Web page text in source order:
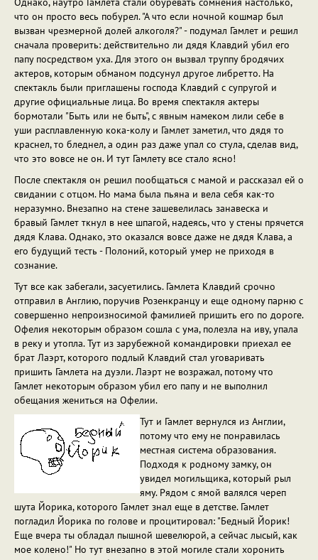
что он просто весь побурел. "А что если ночной кошмар был
вызван чрезмерной долей алкоголя?" - подумал Гамлет и решил
сначала проверить: действительно ли дядя Клавдий убил его
папу посредством уха. Для этого он вызвал труппу бродячих
актеров, которым обманом подсунул другое либретто. На
спектакль были приглашены господа Клавдий с супругой и
другие официальные лица. Во время спектакля актеры
бормотали "Быть или не быть", с явным намеком лили себе в
уши расплавленную кока-колу и Гамлет заметил, что дядя то
краснел, то бледнел, а один раз даже упал со стула, сделав вид,
что это вовсе не он. И тут Гамлету все стало ясно!
После спектакля он решил пообщаться с мамой и рассказал ей о
свидании с отцом. Но мама была пьяна и вела себя как-то
неразумно. Внезапно на стене зашевелилась занавеска и
бравый Гамлет ткнул в нее шпагой, надеясь, что у стены прячется
дядя Клава. Однако, это оказался вовсе даже не дядя Клава, а
его будущий тесть - Полоний, который умер не приходя в
сознание.
Тут все как забегали, засуетились. Гамлета Клавдий срочно
отправил в Англию, поручив Розенкранцу и еще одному парню с
совершенно непроизносимой фамилией пришить его по дороге.
Офелия некоторым образом сошла с ума, полезла на иву, упала
в реку и утопла. Тут из зарубежной командировки приехал ее
брат Лаэрт, которого подлый Клавдий стал уговаривать
пришить Гамлета на дуэли. Лаэрт не возражал, потому что
Гамлет некоторым образом убил его папу и не выполнил
обещания жениться на Офелии.
Тут и Гамлет вернулся из Англии,
потому что ему не понравилась
местная система образования.
Подходя к родному замку, он
увидел могильщика, который рыл
яму. Рядом с ямой валялся череп
шута Йорика, которого Гамлет знал еще в детстве. Гамлет
погладил Йорика по голове и процитировал: "Бедный Йорик!
Еще вчера ты обладал пышной шевелюрой, а сейчас лысый, как
мое колено!" Но тут внезапно в этой могиле стали хоронить